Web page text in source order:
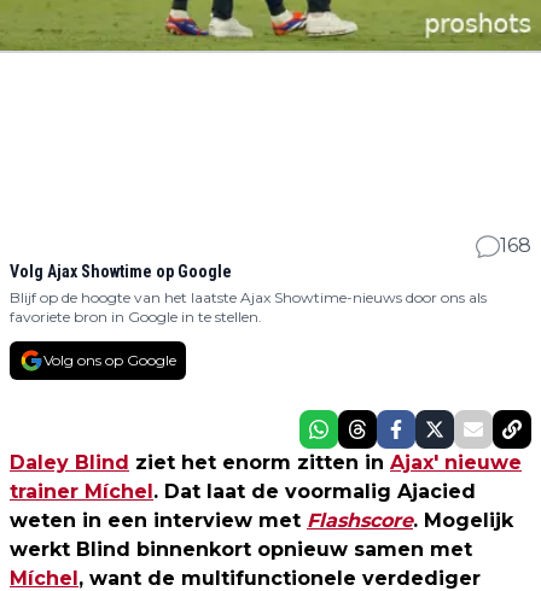
168
Volg Ajax Showtime op Google
Blijf op de hoogte van het laatste Ajax Showtime-nieuws door ons als
favoriete bron in Google in te stellen.
Volg ons op Google
Daley Blind ziet het enorm zitten in Ajax' nieuwe
trainer Míchel. Dat laat de voormalig Ajacied
weten in een interview met Flashscore. Mogelijk
werkt Blind binnenkort opnieuw samen met
Míchel, want de multifunctionele verdediger